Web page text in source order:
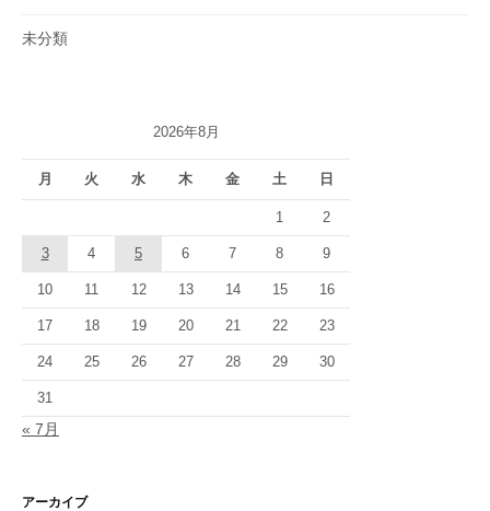
未分類
2026年8月
月 火 水 木 金 土 日
1 2
3 4 5 6 7 8 9
10 11 12 13 14 15 16
17 18 19 20 21 22 23
24 25 26 27 28 29 30
31
« 7月
アーカイブ